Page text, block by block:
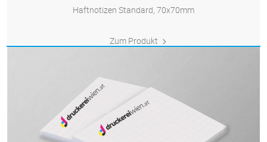
Haftnotizen Standard, 70x70mm
Zum Produkt